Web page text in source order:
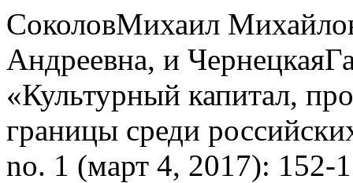
СоколовМихаил
Андреевна, и
«Культурный капитал,
границы среди
no. 1 (март 4, 2017): 152-